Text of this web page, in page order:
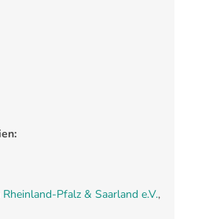
Pfalz & Saarland e.V.,